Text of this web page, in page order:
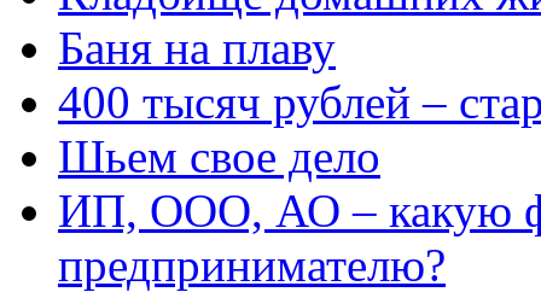
Баня на плаву
400 тысяч рублей –
Шьем свое дело
ИП, ООО, АО – какую
предпринимателю?